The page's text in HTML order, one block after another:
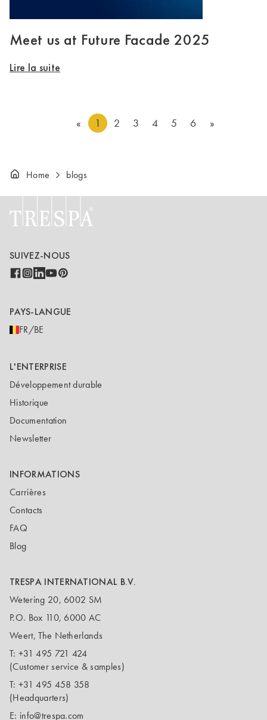
Meet us at Future Facade 2025
Lire la suite
« 1 2 3 4 5 6 »
Home blogs
SUIVEZ-NOUS
PAYS-LANGUE
FR/BE
L'ENTERPRISE
Développement durable
Historique
Documentation
Newsletter
INFORMATIONS
Carrières
Contacts
FAQ
Blog
TRESPA INTERNATIONAL B.V.
Wetering 20, 6002 SM
P.O. Box 110, 6000 AC
Weert, The Netherlands
T: +31 495 721 424
(Customer service & samples)
T: +31 495 458 358
(Headquarters)
E: info@trespa.com